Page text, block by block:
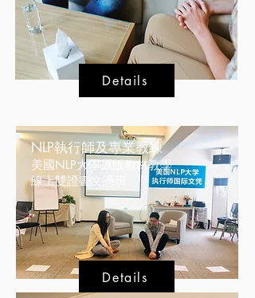
Details
NLP執行師及專業教練
美國NLP大學原版教材教學
線上雙證書文憑班
Details